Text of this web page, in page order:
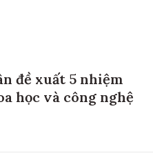
đề xuất 5 nhiệm
học và công nghệ